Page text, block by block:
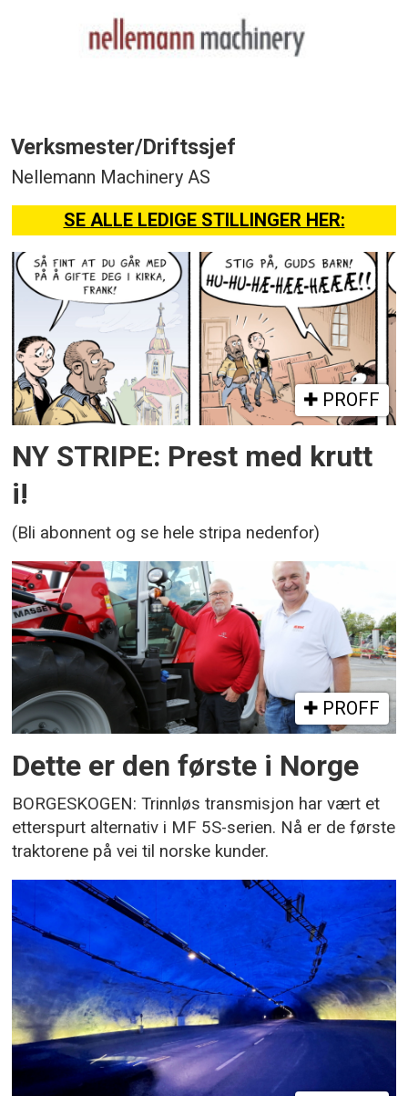
Verksmester/Driftssjef
Nellemann Machinery AS
SE ALLE LEDIGE STILLINGER HER:
PROFF
NY STRIPE: Prest med krutt
i!
(Bli abonnent og se hele stripa nedenfor)
PROFF
Dette er den første i Norge
BORGESKOGEN: Trinnløs transmisjon har vært et
etterspurt alternativ i MF 5S-serien. Nå er de første
traktorene på vei til norske kunder.